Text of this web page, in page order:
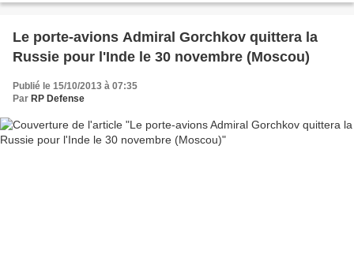
Le porte-avions Admiral Gorchkov quittera la
Russie pour l'Inde le 30 novembre (Moscou)
Publié le 15/10/2013 à 07:35
Par RP Defense